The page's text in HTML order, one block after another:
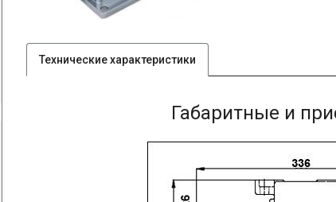
Технические характеристики
Габаритные и